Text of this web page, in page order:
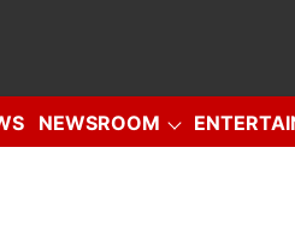
NEWSROOM